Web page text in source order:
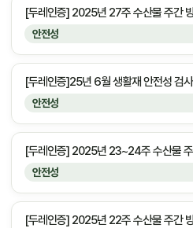
안전성
[두레인증] 2025년 27주 수산물 주간
안전성
[두레인증]25년 6월 생활재 안전성 검
안전성
[두레인증] 2025년 23~24주 수산물
[두레인증] 2025년 22주 수산물 주간